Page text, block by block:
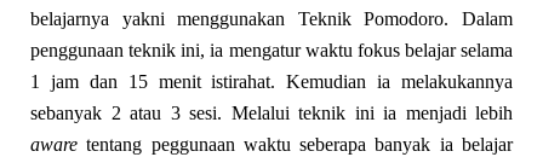
belajarnya yakni menggunakan Teknik Pomodoro. Dalam
penggunaan teknik ini, ia mengatur waktu fokus belajar selama
1 jam dan 15 menit istirahat. Kemudian ia melakukannya
sebanyak 2 atau 3 sesi. Melalui teknik ini ia menjadi lebih
awaretentang peggunaan waktu seberapa banyak ia belajar